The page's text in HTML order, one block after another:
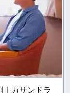
｜カサンドラ